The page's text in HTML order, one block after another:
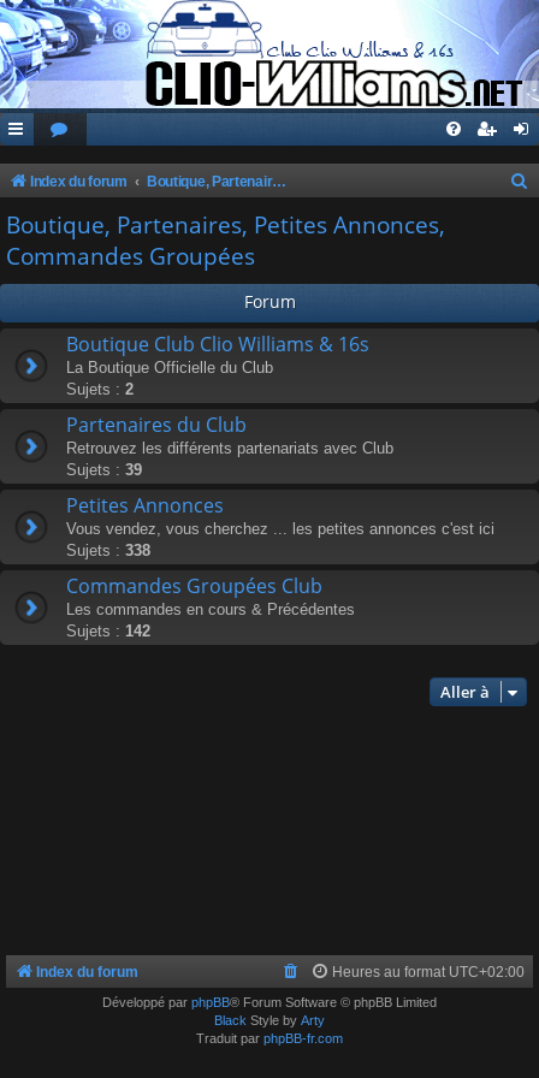
Index du forum Boutique, Partenaires, Petites Annonces, Commandes Groupées
h
Boutique, Partenaires, Petites Annonces,
Commandes Groupées
Forum
Boutique Club Clio Williams & 16s
La Boutique Officielle du Club
Sujets : 2
Partenaires du Club
Retrouvez les différents partenariats avec Club
Sujets : 39
Petites Annonces
Vous vendez, vous cherchez ... les petites annonces c'est ici
Sujets : 338
Commandes Groupées Club
Les commandes en cours & Précédentes
Sujets : 142
Aller à
Index du forum Heures au format UTC+02:00
Développé par phpBB® Forum Software © phpBB Limited
Black Style by Arty
Traduit par phpBB-fr.com